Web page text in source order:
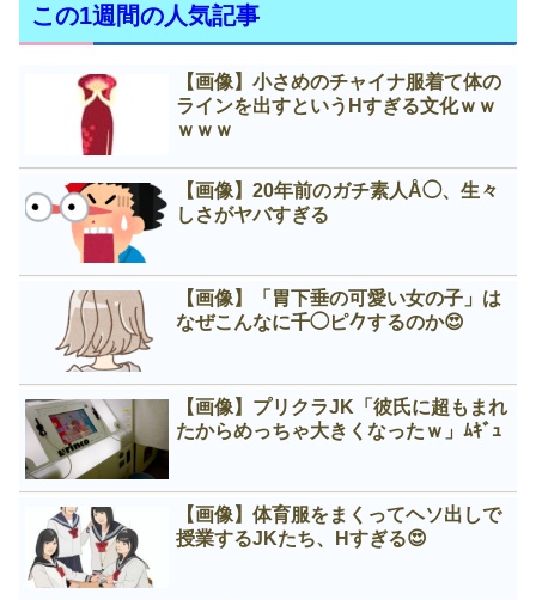
この1週間の人気記事
【画像】小さめのチャイナ服着て体の
ラインを出すというНすぎる文化ｗｗ
ｗｗｗ
【画像】20年前のガチ素人Å◯、生々
しさがヤバすぎる
【画像】「胃下垂の可愛い女の子」は
なぜこんなに千◯ピ𠂊するのか😍
【画像】プリクラJK「彼氏に超もまれ
たからめっちゃ大きくなったｗ」ﾑｷﾞｭ
【画像】体育服をまくってヘソ出しで
授業するJKたち、Нすぎる😍